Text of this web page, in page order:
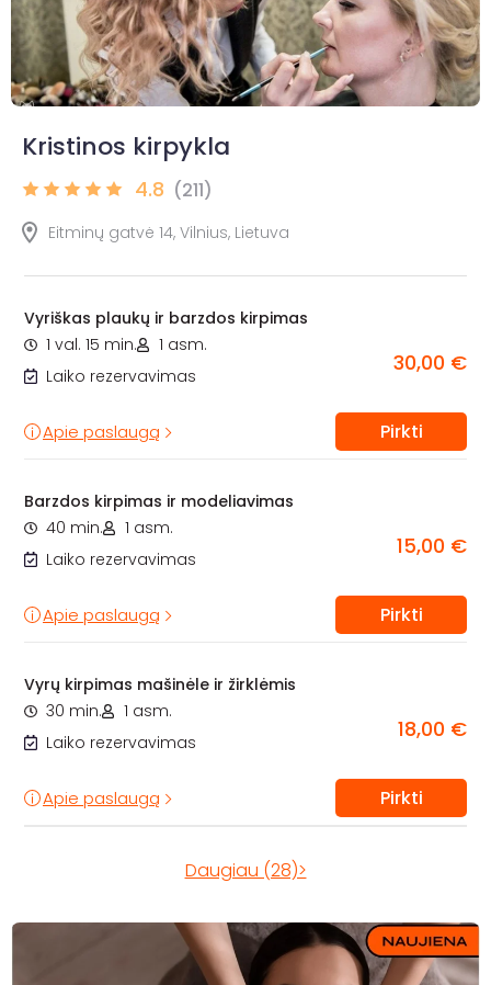
Kristinos kirpykla
4.8 (211)
Eitminų gatvė 14, Vilnius, Lietuva
Vyriškas plaukų ir barzdos kirpimas
1 val. 15 min.
1 asm.
Laiko rezervavimas
30,00 €
Apie paslaugą Pirkti
Barzdos kirpimas ir modeliavimas
40 min.
1 asm.
Laiko rezervavimas
15,00 €
Apie paslaugą Pirkti
Vyrų kirpimas mašinėle ir žirklėmis
30 min.
1 asm.
Laiko rezervavimas
18,00 €
Apie paslaugą Pirkti
Daugiau (28)>